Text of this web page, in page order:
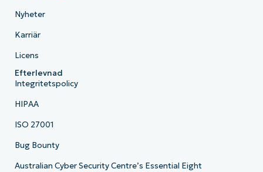
Nyheter
Karriär
Licens
Efterlevnad
Integritetspolicy
HIPAA
ISO 27001
Bug Bounty
Australian Cyber Security Centre’s Essential Eight